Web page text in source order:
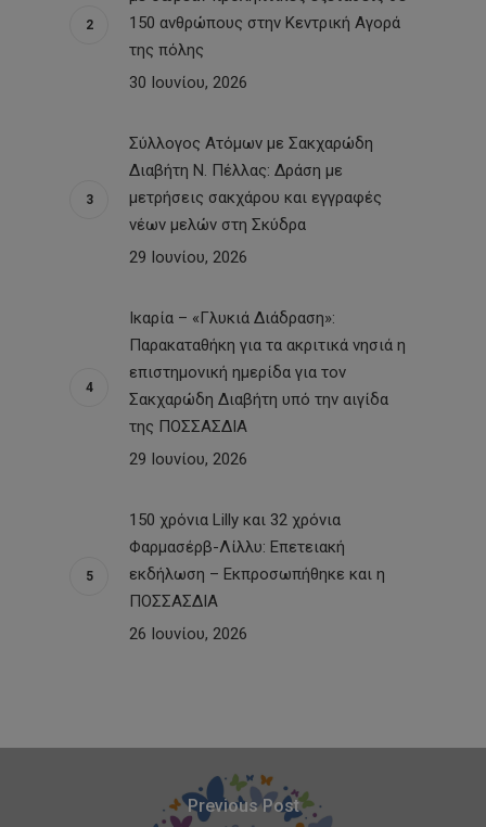
150 ανθρώπους στην Κεντρική Αγορά
της πόλης
30 Ιουνίου, 2026
Σύλλογος Ατόμων με Σακχαρώδη
Διαβήτη Ν. Πέλλας: Δράση με
μετρήσεις σακχάρου και εγγραφές
νέων μελών στη Σκύδρα
29 Ιουνίου, 2026
Ικαρία – «Γλυκιά Διάδραση»:
Παρακαταθήκη για τα ακριτικά νησιά η
επιστημονική ημερίδα για τον
Σακχαρώδη Διαβήτη υπό την αιγίδα
της ΠΟΣΣΑΣΔΙΑ
29 Ιουνίου, 2026
150 χρόνια Lilly και 32 χρόνια
Φαρμασέρβ-Λίλλυ: Eπετειακή
εκδήλωση – Εκπροσωπήθηκε και η
ΠΟΣΣΑΣΔΙΑ
26 Ιουνίου, 2026
Previous Post